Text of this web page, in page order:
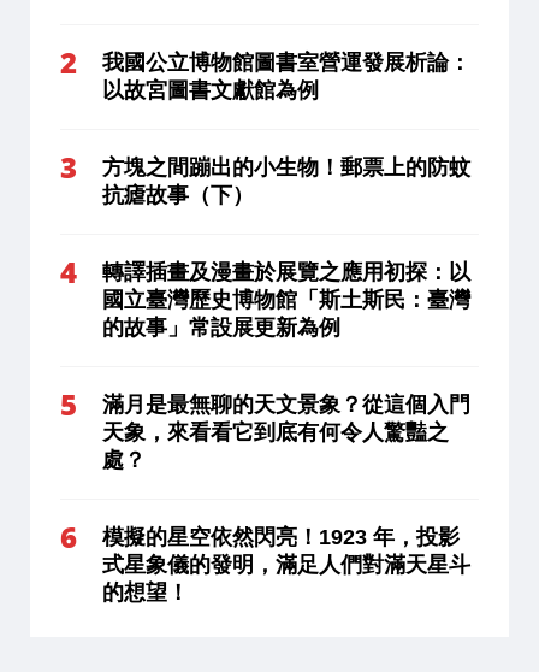
我國公立博物館圖書室營運發展析論：
以故宮圖書文獻館為例
方塊之間蹦出的小生物！郵票上的防蚊
抗瘧故事（下）
轉譯插畫及漫畫於展覽之應用初探：以
國立臺灣歷史博物館「斯土斯民：臺灣
的故事」常設展更新為例
滿月是最無聊的天文景象？從這個入門
天象，來看看它到底有何令人驚豔之
處？
模擬的星空依然閃亮！1923 年，投影
式星象儀的發明，滿足人們對滿天星斗
的想望！